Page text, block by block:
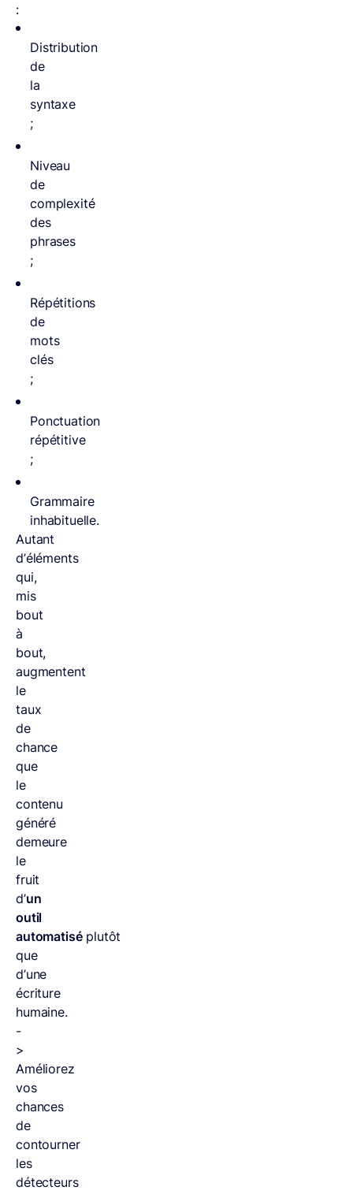
:
Distribution
de
la
syntaxe
;
Niveau
de
complexité
des
phrases
;
Répétitions
de
mots
clés
;
Ponctuation
répétitive
;
Grammaire
inhabituelle.
Autant
d’éléments
qui,
mis
bout
à
bout,
augmentent
le
taux
de
chance
que
le
contenu
généré
demeure
le
fruit
d’un
outil
automatiséplutôt
que
d’une
écriture
humaine.
-
>
Améliorez
vos
chances
de
contourner
les
détecteurs